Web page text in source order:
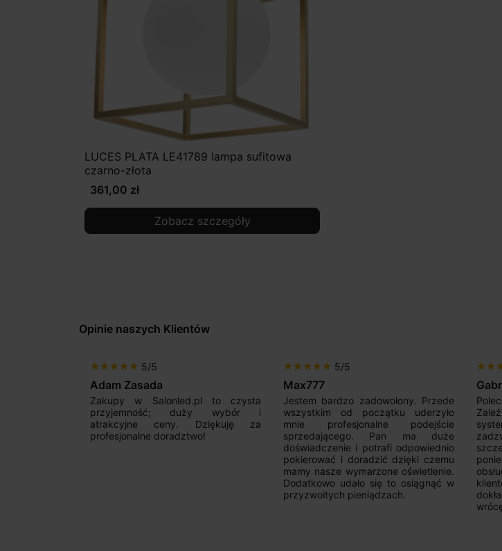
LUCES PLATA LE41789 lampa sufitowa
czarno-złota
361,00 zł
Zobacz szczegóły
Opinie naszych Klientów
star star star star star 5/5
Adam Zasada
Zakupy w Salonled.pl to czysta
przyjemność; duży wybór i
atrakcyjne ceny. Dziękuję za
profesjonalne doradztwo!
star star star star star 5/5
Max777
Jestem bardzo zadowolony. Przede
wszystkim od początku uderzyło
mnie profesjonalne podejście
sprzedającego. Pan ma duże
doświadczenie i potrafi odpowiednio
pokierować i doradzić dzięki czemu
mamy nasze wymarzone oświetlenie.
Dodatkowo udało się to osiągnąć w
przyzwoitych pieniądzach.
star star